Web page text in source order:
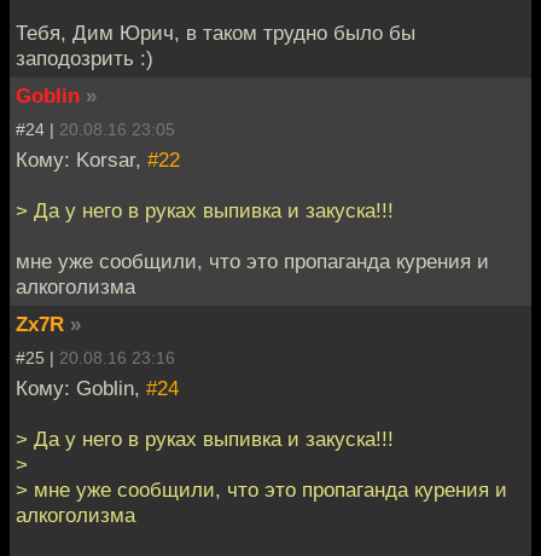
Тебя, Дим Юрич, в таком трудно было бы
заподозрить :)
Goblin »
#24 | 20.08.16 23:05
Кому: Korsar, #22
> Да у него в руках выпивка и закуска!!!
мне уже сообщили, что это пропаганда курения и
алкоголизма
Zx7R »
#25 | 20.08.16 23:16
Кому: Goblin, #24
> Да у него в руках выпивка и закуска!!!
>
> мне уже сообщили, что это пропаганда курения и
алкоголизма